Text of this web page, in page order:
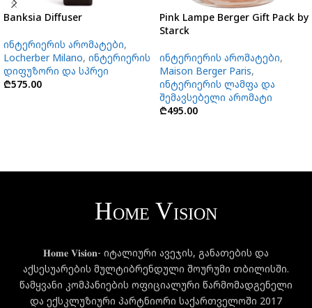
Banksia Diffuser
ინტერიერის არომატები,
Locherber Milano, ინტერიერის
დიფუზორი და სპრეი
₾575.00
Pink Lampe Berger Gift Pack by
Starck
ინტერიერის არომატები,
Maison Berger Paris,
ინტერიერის ლამფა და
შემავსებელი არომატი
₾495.00
𝐇𝐨𝐦𝐞 𝐕𝐢𝐬𝐢𝐨𝐧- იტალიური ავეჯის, განათების და
აქსესუარების მულტიბრენდული შოურუმი თბილისში.
წამყვანი კომპანიების ოფიციალური წარმომადგენელი
და ექსკლუზიური პარტნიორი საქართველოში 2017